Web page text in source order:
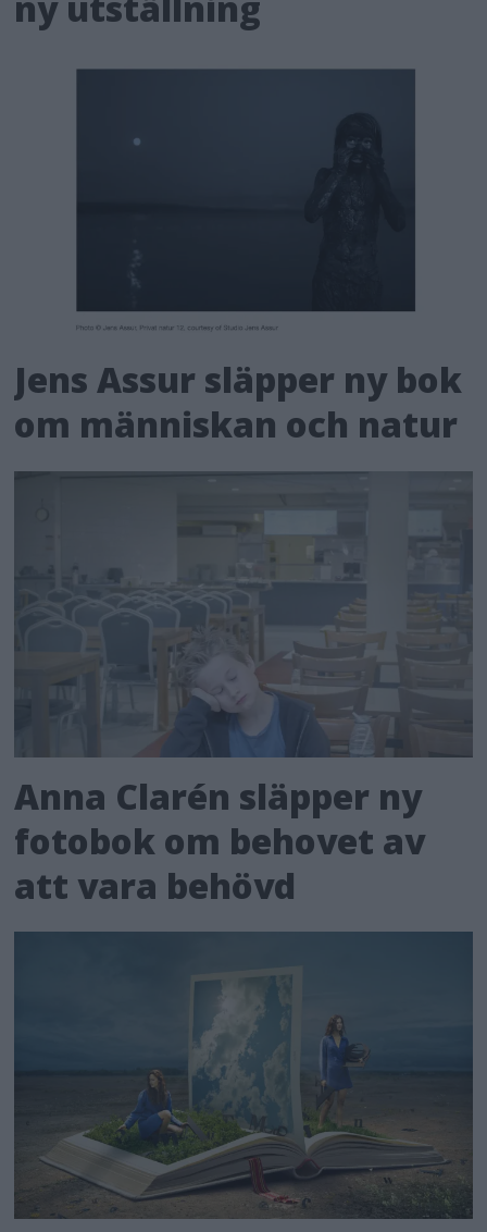
Jens Assur släpper ny bok
om människan och natur
Anna Clarén släpper ny
fotobok om behovet av
att vara behövd